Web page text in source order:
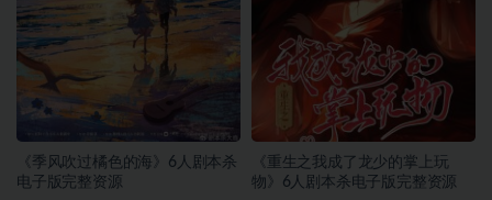
《季风吹过橘色的海》6人剧本杀
电子版完整资源
《重生之我成了龙少的掌上玩
物》6人剧本杀电子版完整资源